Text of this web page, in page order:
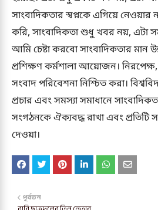
সাংবাদিকতার স্বপ্নকে এগিয়ে নেওয়ার
করি, সাংবাদিকতা শুধু খবর নয়, এটা
আমি চেষ্টা করবো সাংবাদিকতার মান
প্রশিক্ষণ কর্মশালা আয়োজন। নিরপেক্ষ,
সংবাদ পরিবেশনা নিশ্চিত করা।
প্রচার এবং সমস্যা সমাধানে
সংগঠনকে ঐক্যবদ্ধ রাখা এবং প্রতিটি
দেওয়া।
পূর্বতন